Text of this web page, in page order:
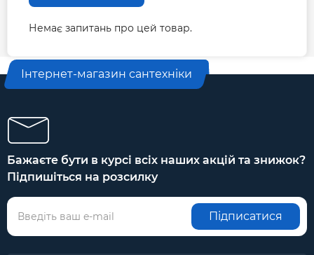
Немає запитань про цей товар.
Інтернет-магазин сантехніки
Бажаєте бути в курсі всіх наших акцій та знижок?
Підпишіться на розсилку
Підписатися